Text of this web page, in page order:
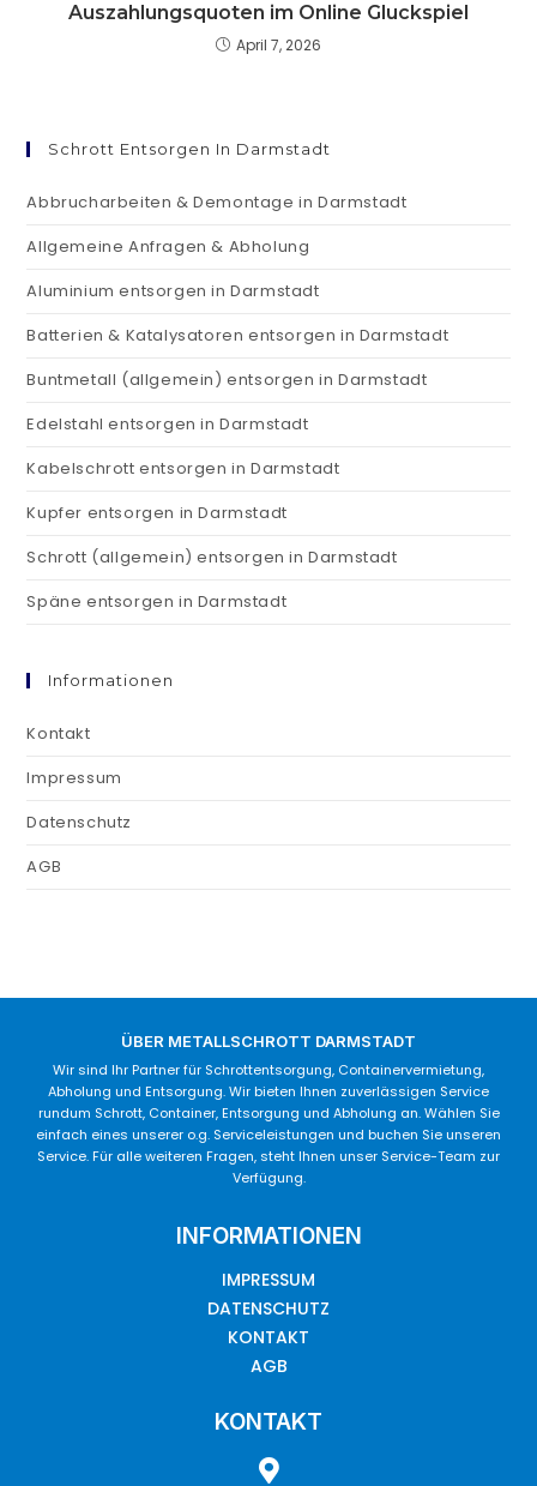
Auszahlungsquoten im Online Gluckspiel
April 7, 2026
Schrott Entsorgen In Darmstadt
Abbrucharbeiten & Demontage in Darmstadt
Allgemeine Anfragen & Abholung
Aluminium entsorgen in Darmstadt
Batterien & Katalysatoren entsorgen in Darmstadt
Buntmetall (allgemein) entsorgen in Darmstadt
Edelstahl entsorgen in Darmstadt
Kabelschrott entsorgen in Darmstadt
Kupfer entsorgen in Darmstadt
Schrott (allgemein) entsorgen in Darmstadt
Späne entsorgen in Darmstadt
Informationen
Kontakt
Impressum
Datenschutz
AGB
ÜBER METALLSCHROTT DARMSTADT
Wir sind Ihr Partner für Schrottentsorgung, Containervermietung,
Abholung und Entsorgung. Wir bieten Ihnen zuverlässigen Service
rundum Schrott, Container, Entsorgung und Abholung an. Wählen Sie
einfach eines unserer o.g. Serviceleistungen und buchen Sie unseren
Service. Für alle weiteren Fragen, steht Ihnen unser Service-Team zur
Verfügung.
INFORMATIONEN
IMPRESSUM
DATENSCHUTZ
KONTAKT
AGB
KONTAKT